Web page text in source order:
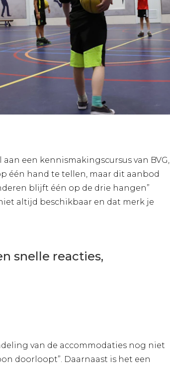
een kennismakingscursus van BVG,
één hand te tellen, maar dit aanbod
blijft één op de drie hangen”
altijd beschikbaar en dat merk je
snelle reacties,
van de accommodaties nog niet
doorloopt”. Daarnaast is het een